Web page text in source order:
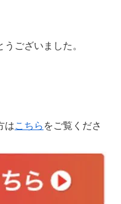
ございました。
はこちら をご覧くださ